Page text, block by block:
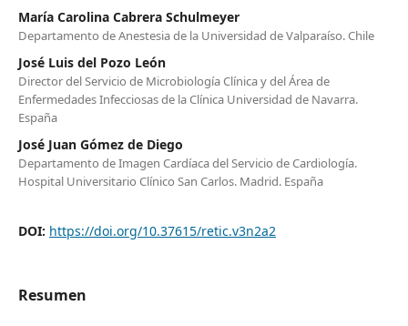
María Carolina Cabrera Schulmeyer
Departamento de Anestesia de la Universidad de Valparaíso. Chile
José Luis del Pozo León
Director del Servicio de Microbiología Clínica y del Área de
Enfermedades Infecciosas de la Clínica Universidad de Navarra.
España
José Juan Gómez de Diego
Departamento de Imagen Cardíaca del Servicio de Cardiología.
Hospital Universitario Clínico San Carlos. Madrid. España
DOI: https://doi.org/10.37615/retic.v3n2a2
Resumen